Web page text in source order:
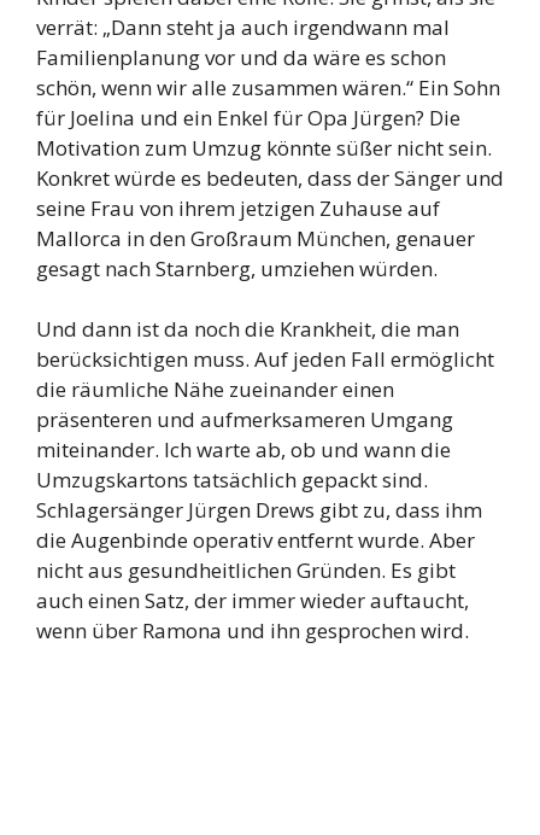
verrät: „Dann steht ja auch irgendwann mal
Familienplanung vor und da wäre es schon
schön, wenn wir alle zusammen wären.“ Ein Sohn
für Joelina und ein Enkel für Opa Jürgen? Die
Motivation zum Umzug könnte süßer nicht sein.
Konkret würde es bedeuten, dass der Sänger und
seine Frau von ihrem jetzigen Zuhause auf
Mallorca in den Großraum München, genauer
gesagt nach Starnberg, umziehen würden.
Und dann ist da noch die Krankheit, die man
berücksichtigen muss. Auf jeden Fall ermöglicht
die räumliche Nähe zueinander einen
präsenteren und aufmerksameren Umgang
miteinander. Ich warte ab, ob und wann die
Umzugskartons tatsächlich gepackt sind.
Schlagersänger Jürgen Drews gibt zu, dass ihm
die Augenbinde operativ entfernt wurde. Aber
nicht aus gesundheitlichen Gründen. Es gibt
auch einen Satz, der immer wieder auftaucht,
wenn über Ramona und ihn gesprochen wird.